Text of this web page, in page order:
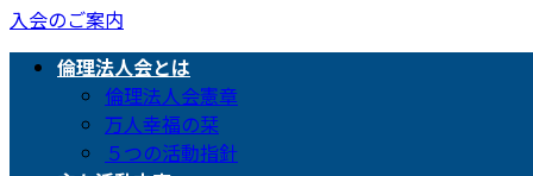
入会のご案内
倫理法人会とは
倫理法人会憲章
万人幸福の栞
５つの活動指針